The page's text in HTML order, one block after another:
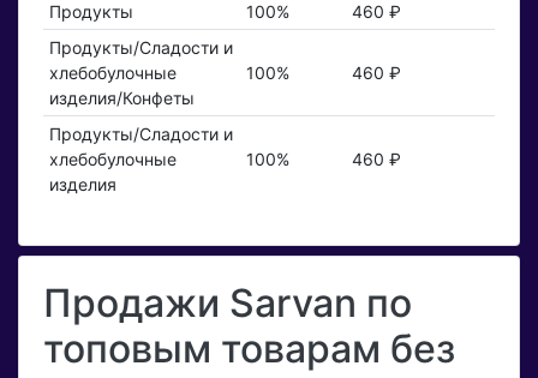
Продукты 100%
460 ₽
Продукты/Сладости и
хлебобулочные
изделия/Конфеты
100% 460 ₽
Продукты/Сладости и
хлебобулочные
изделия
100% 460 ₽
Продажи Sarvan по
топовым товарам без